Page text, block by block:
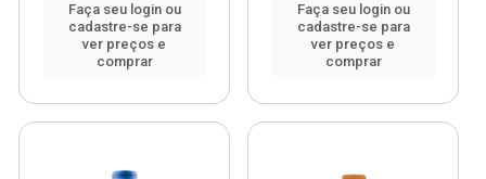
Faça seu login ou
cadastre-se para
ver preços e
comprar
Faça seu login ou
cadastre-se para
ver preços e
comprar